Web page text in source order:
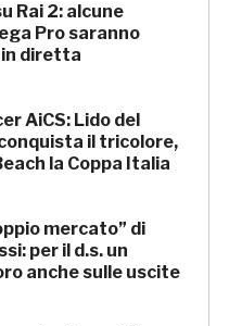
Rai 2: alcune
Pro saranno
diretta
AiCS: Lido del
il tricolore,
la Coppa Italia
mercato” di
per il d.s. un
anche sulle uscite